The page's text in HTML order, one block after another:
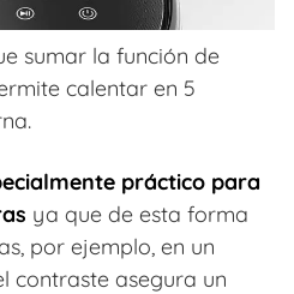
sumar la función de
calentar en 5
práctico para
ya que de esta forma
por ejemplo, en un
contraste asegura un